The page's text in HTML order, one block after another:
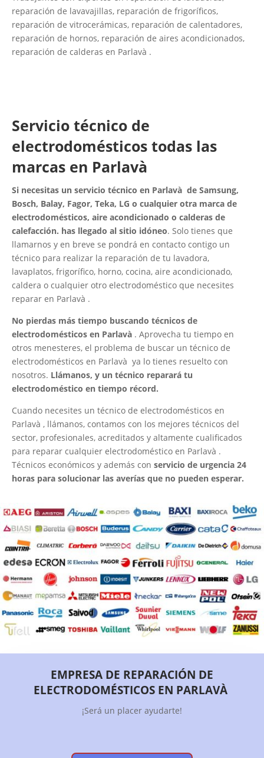
reparación de lavavajillas, reparación de frigoríficos,
reparación de vitrocerámicas, reparación de calentadores,
reparación de hornos, reparación de aires acondicionados,
reparación de calderas en Parlavà .
Servicio técnico de
electrodomésticos todas las
marcas en Parlavà
Si necesitas un servicio técnico en Parlavà de Samsung,
Bosch, Balay, Fagor, Teka, LG o cualquier otra marca de
electrodomésticos, aire acondicionado o calderas de
calefacción. has llegado al sitio idóneo. Solo tienes que
llamarnos y en breve se pondrá en contacto contigo un
técnico para realizar la reparación de tu lavadora,
lavaplatos, frigorífico, horno, cocina, aire acondicionado,
caldera o cualquier otro electrodoméstico que necesites
reparar en Parlavà .
No pierdas más tiempo buscando técnicos de
electrodomésticos en Parlavà . Aprovecha tu tiempo en
otros menesteres, el problema de buscar un técnico de
electrodomésticos en Parlavà ya lo tienes resuelto con
nosotros. Llámanos, y un técnico reparará tu
electrodoméstico en tiempo récord.
Cuando necesites un técnico de electrodomésticos en
Parlavà , llámanos, contamos con los mejores técnicos del
sector, profesionales, acreditados y altamente cualificados
para reparar cualquier electrodoméstico en Parlavà .
Técnicos económicos y además con servicio de urgencia 24
horas para solucionar las averías que no pueden esperar.
EMPRESA DE REPARACIÓN DE
ELECTRODOMÉSTICOS EN PARLAVÀ
¡Será un placer ayudarte!